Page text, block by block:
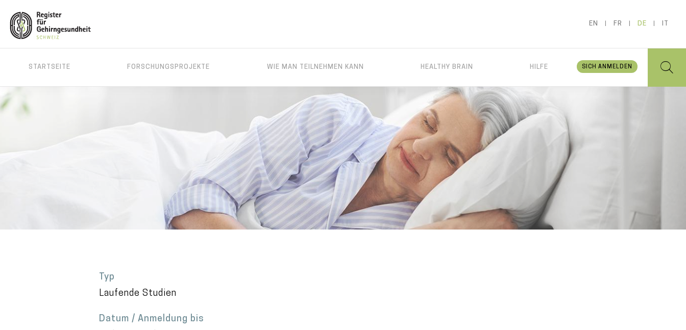
Direkt
zum
EN FR DE
STARTSEITE FORSCHUNGSPROJEKTE WIE MAN TEILNEHMEN KANN HEALTHY BRAIN HILFE SICH ANMELDEN
Typ
Laufende Studien
Datum / Anmeldung bis